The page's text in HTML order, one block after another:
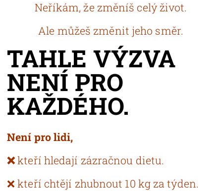
Neříkám, že změníš celý život.
Ale můžeš změnit jeho směr.
TAHLE VÝZVA
NENÍ PRO
KAŽDÉHO.
Není pro lidi,
❌kteří hledají zázračnou dietu.
❌ kteří chtějí zhubnout 10 kg za týden.